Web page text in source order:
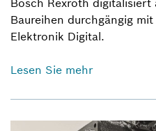
Baureihen durchgängig
Elektronik Digital.
Lesen Sie mehr